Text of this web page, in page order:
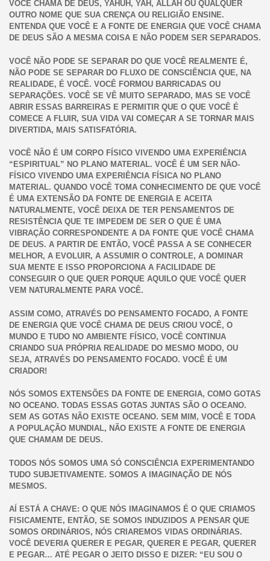
VOCÊ CHAMA DE DEUS, YAHUH, YAH, ALLAH OU QUALQUER
OUTRO NOME QUE SUA CRENÇA OU RELIGIÃO ENSINE.
ENTENDA QUE VOCÊ E A FONTE DE ENERGIA QUE VOCÊ CHAMA
DE DEUS SÃO A MESMA COISA E NÃO PODEM SER SEPARADOS.
VOCÊ NÃO PODE SE SEPARAR DO QUE VOCÊ REALMENTE É,
NÃO PODE SE SEPARAR DO FLUXO DE CONSCIÊNCIA QUE, NA
REALIDADE, É VOCÊ. VOCÊ FORMOU BARRICADAS OU
SEPARAÇÕES. VOCÊ SE VÊ MUITO SEPARADO, MAS SE VOCÊ
ABRIR ESSAS BARREIRAS E PERMITIR QUE O QUE VOCÊ É
COMECE A FLUIR, SUA VIDA VAI COMEÇAR A SE TORNAR MAIS
DIVERTIDA, MAIS SATISFATÓRIA.
VOCÊ NÃO É UM CORPO FÍSICO VIVENDO UMA EXPERIÊNCIA
“ESPIRITUAL” NO PLANO MATERIAL. VOCÊ É UM SER NÃO-
FÍSICO VIVENDO UMA EXPERIÊNCIA FÍSICA NO PLANO
MATERIAL. QUANDO VOCÊ TOMA CONHECIMENTO DE QUE VOCÊ
É UMA EXTENSÃO DA FONTE DE ENERGIA E ACEITA
NATURALMENTE, VOCÊ DEIXA DE TER PENSAMENTOS DE
RESISTÊNCIA QUE TE IMPEDEM DE SER O QUE É UMA
VIBRAÇÃO CORRESPONDENTE A DA FONTE QUE VOCÊ CHAMA
DE DEUS. A PARTIR DE ENTÃO, VOCÊ PASSA A SE CONHECER
MELHOR, A EVOLUIR, A ASSUMIR O CONTROLE, A DOMINAR
SUA MENTE E ISSO PROPORCIONA A FACILIDADE DE
CONSEGUIR O QUE QUER PORQUE AQUILO QUE VOCÊ QUER
VEM NATURALMENTE PARA VOCÊ.
ASSIM COMO, ATRAVÉS DO PENSAMENTO FOCADO, A FONTE
DE ENERGIA QUE VOCÊ CHAMA DE DEUS CRIOU VOCÊ, O
MUNDO E TUDO NO AMBIENTE FÍSICO, VOCÊ CONTINUA
CRIANDO SUA PRÓPRIA REALIDADE DO MESMO MODO, OU
SEJA, ATRAVÉS DO PENSAMENTO FOCADO. VOCÊ É UM
CRIADOR!
NÓS SOMOS EXTENSÕES DA FONTE DE ENERGIA, COMO GOTAS
NO OCEANO. TODAS ESSAS GOTAS JUNTAS SÃO O OCEANO.
SEM AS GOTAS NÃO EXISTE OCEANO. SEM MIM, VOCÊ E TODA
A POPULAÇÃO MUNDIAL, NÃO EXISTE A FONTE DE ENERGIA
QUE CHAMAM DE DEUS.
TODOS NÓS SOMOS UMA SÓ CONSCIÊNCIA EXPERIMENTANDO
TUDO SUBJETIVAMENTE. SOMOS A IMAGINAÇÃO DE NÓS
MESMOS.
AÍ ESTÁ A CHAVE: O QUE NÓS IMAGINAMOS É O QUE CRIAMOS
FISICAMENTE, ENTÃO, SE SOMOS INDUZIDOS A PENSAR QUE
SOMOS ORDINÁRIOS, NÓS CRIAREMOS VIDAS ORDINÁRIAS.
VOCÊ DEVERIA QUERER E PEGAR, QUERER E PEGAR, QUERER
E PEGAR… ATÉ PEGAR O JEITO DISSO E DIZER: “EU SOU O